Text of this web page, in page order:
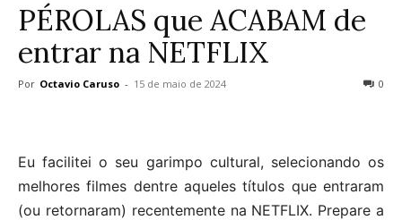
PÉROLAS que ACABAM de
entrar na NETFLIX
Por Octavio Caruso - 15 de maio de 2024 0
Eu facilitei o seu garimpo cultural, selecionando os
melhores filmes dentre aqueles títulos que entraram
(ou retornaram) recentemente na NETFLIX. Prepare a